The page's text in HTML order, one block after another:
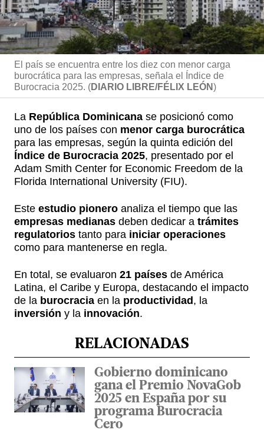
El país se encuentra entre los diez con menor carga
burocrática para las empresas, señala el Índice de
Burocracia 2025. (DIARIO LIBRE/FÉLIX LEÓN)
La República Dominicana se posicionó como
uno de los países con menor carga burocrática
para las empresas, según la quinta edición del
Índice de Burocracia 2025, presentado por el
Adam Smith Center for Economic Freedom de la
Florida International University (FIU).
Este estudio pionero analiza el tiempo que las
empresas medianas deben dedicar a trámites
regulatorios tanto para iniciar operaciones
como para mantenerse en regla.
En total, se evaluaron 21 países de América
Latina, el Caribe y Europa, destacando el impacto
de la burocracia en la productividad , la
inversión y la innovación.
RELACIONADAS
Gobierno dominicano
gana el Premio NovaGob
2025 en España por su
programa Burocracia
Cero